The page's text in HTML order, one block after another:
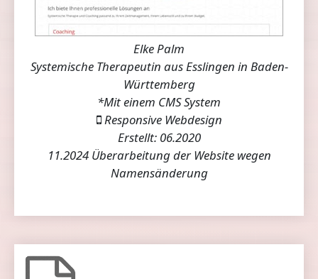
Elke Palm
Systemische Therapeutin aus Esslingen in Baden-
Württemberg
*Mit einem CMS System
Responsive Webdesign
Erstellt: 06.2020
11.2024 Überarbeitung der Website wegen
Namensänderung